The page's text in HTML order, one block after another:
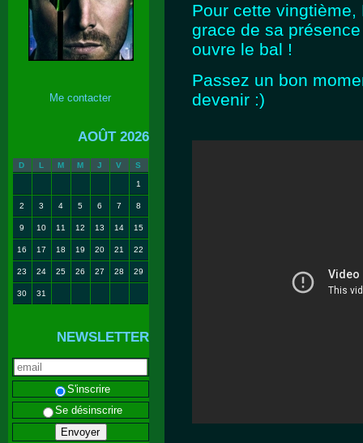
Me contacter
AOÛT 2026
D L M M J V S
1
2 3 4 5 6 7 8
9 10 11 12 13 14 15
16 17 18 19 20 21 22
23 24 25 26 27 28 29
30 31
NEWSLETTER
S'inscrire
Se désinscrire
Pour cette
grace de sa
ouvre le bal !
Passez un bon
devenir :)